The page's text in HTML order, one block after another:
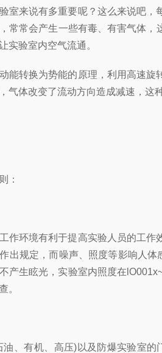
室来说有多重要呢？这么来说吧
，常常会产生一些有毒、有害气
实验室内空气流通。
能转换为势能的原理，利用高速旋
气体改变了流动方向造成减速，这
：
有利于提高实验人员的工作效率。
规定，而噪声、照度等影响
不产生眩光，实验室内照度在
。
有机、高压)以及防爆实验室的门应